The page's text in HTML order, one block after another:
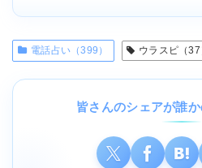
電話占い（399） ウラスピ（37
皆さんのシェアが誰